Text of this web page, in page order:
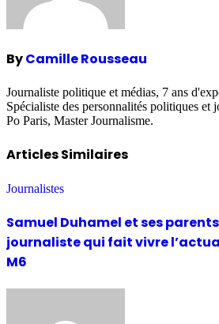
ByCamille Rousseau
Journaliste politique et médias, 7 ans
Spécialiste des personnalités politiques et
Po Paris, Master Journalisme.
Articles Similaires
Journalistes
Samuel Duhamel et ses
journaliste qui fait vivre
M6